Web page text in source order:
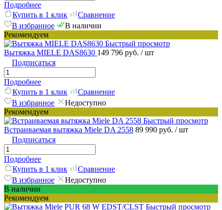
Подробнее
Купить в 1 клик
Сравнение
В избранное
В наличии
Рекомендуем
Быстрый просмотр
Вытяжка MIELE DAS8630 149 796 руб. / шт
Подписаться
Подробнее
Купить в 1 клик
Сравнение
В избранное
Недоступно
Рекомендуем
Быстрый просмотр
Встраиваемая вытяжка Miele DA 2558 89 990 руб. / шт
Подписаться
Подробнее
Купить в 1 клик
Сравнение
В избранное
Недоступно
В наличии
Рекомендуем
Быстрый просмотр